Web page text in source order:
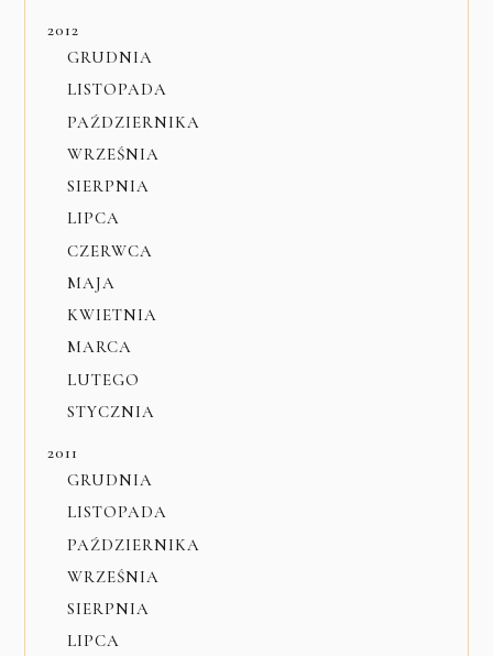
2012
GRUDNIA
LISTOPADA
PAŹDZIERNIKA
WRZEŚNIA
SIERPNIA
LIPCA
CZERWCA
MAJA
KWIETNIA
MARCA
LUTEGO
STYCZNIA
2011
GRUDNIA
LISTOPADA
PAŹDZIERNIKA
WRZEŚNIA
SIERPNIA
LIPCA